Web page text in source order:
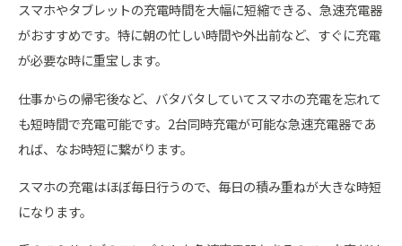
スマホやタブレットの充電時間を大幅に短縮できる、急速充電器
がおすすめです。特に朝の忙しい時間や外出前など、すぐに充電
が必要な時に重宝します。
仕事からの帰宅後など、バタバタしていてスマホの充電を忘れて
も短時間で充電可能です。2台同時充電が可能な急速充電器であ
れば、なお時短に繋がります。
スマホの充電はほぼ毎日行うので、毎日の積み重ねが大きな時短
になります。